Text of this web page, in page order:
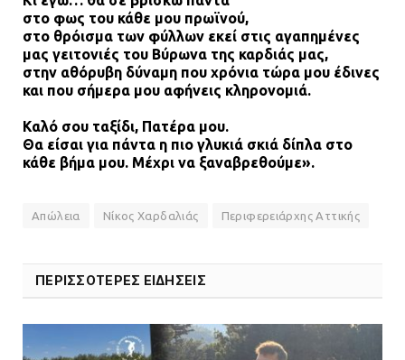
στο φως του κάθε μου πρωϊνού,
στο θρόισμα των φύλλων εκεί στις αγαπημένες
μας γειτονιές του Βύρωνα της καρδιάς μας,
στην αθόρυβη δύναμη που χρόνια τώρα μου έδινες
και που σήμερα μου αφήνεις κληρονομιά.
Καλό σου ταξίδι, Πατέρα μου.
Θα είσαι για πάντα η πιο γλυκιά σκιά δίπλα στο
κάθε βήμα μου. Μέχρι να ξαναβρεθούμε».
Απώλεια Νίκος Χαρδαλιάς Περιφερειάρχης Αττικής
ΠΕΡΙΣΣΟΤΕΡΕΣ ΕΙΔΗΣΕΙΣ